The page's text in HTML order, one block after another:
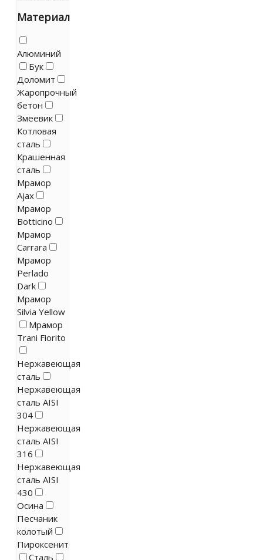
Материал
Алюминий
Бук
Доломит
Жаропрочный
бетон
Змеевик
Котловая
сталь
Крашенная
сталь
Мрамор
Ajax
Мрамор
Botticino
Мрамор
Carrara
Мрамор
Perlado
Dark
Мрамор
Silvia Yellow
Мрамор
Trani Fiorito
Нержавеющая
сталь
Нержавеющая
сталь AISI
304
Нержавеющая
сталь AISI
316
Нержавеющая
сталь AISI
430
Осина
Песчаник
колотый
Пироксенит
Сталь